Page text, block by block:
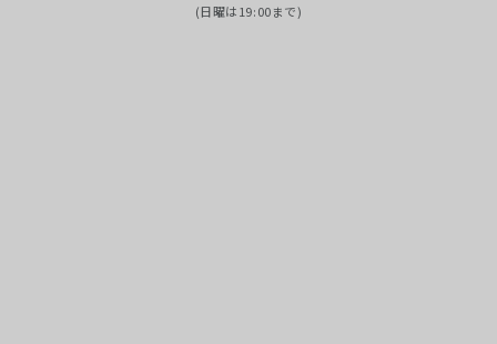
(日曜は19:00まで)